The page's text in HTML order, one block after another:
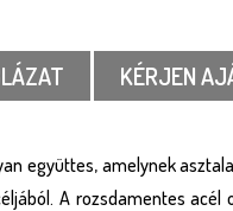
KÉRJEN
együttes, amelynek
A rozsdamentes